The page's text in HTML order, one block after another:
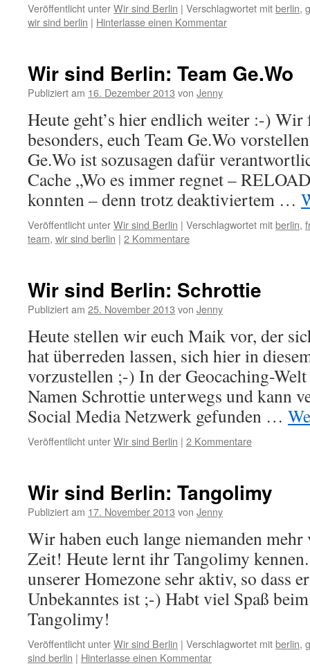
Veröffentlicht unterWir sind Berlin | Verschlagwortet mitberlin,
wir sind berlin | Hinterlasse einen Kommentar
Wir sind Berlin: Team Ge.Wo
Publiziert am 16. Dezember 2013 von Jenny
Heute geht’s hier endlich weiter :-) Wir
besonders, euch Team Ge.Wo
Ge.Wo ist sozusagen dafür
Cache „Wo es immer regnet –
konnten – denn trotz deaktiviertem …
Veröffentlicht unterWir sind Berlin | Verschlagwortet mitberlin,
team, wir sind berlin | 2 Kommentare
Wir sind Berlin: Schrottie
Publiziert am 25. November 2013 von Jenny
Heute stellen wir euch Maik vor, der
hat überreden lassen, sich hier in
vorzustellen ;-) In der Geocaching-
Namen Schrottie unterwegs und kann
Social Media Netzwerk gefunden …
Veröffentlicht unterWir sind Berlin | 2 Kommentare
Wir sind Berlin: Tangolimy
Publiziert am 17. November 2013 von Jenny
Wir haben euch lange niemanden
Zeit! Heute lernt ihr Tangolimy
unserer Homezone sehr aktiv, so dass
Unbekanntes ist ;-) Habt viel Spaß
Tangolimy!
Veröffentlicht unterWir sind Berlin | Verschlagwortet mitberlin,
sind berlin | Hinterlasse einen Kommentar